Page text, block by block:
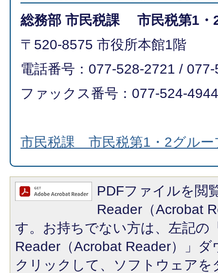
総務部 市民税課 市民税第1・
〒520-8575 市役所本館1階
電話番号：077-528-2721 /
ファックス番号：077-524-4944
市民税課 市民税第1・2グルー
PDFファイルを閲
Reader（Acrobat
す。お持ちでない方は、左記の
Reader（Acrobat Reader）」
クリックして、ソフトウェア